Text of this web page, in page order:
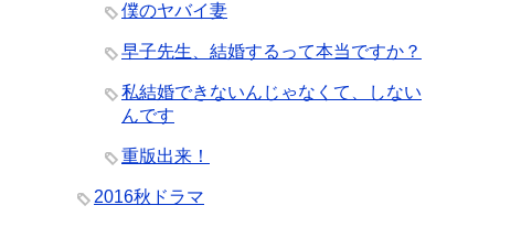
僕のヤバイ妻
早子先生、結婚するって本当ですか？
私結婚できないんじゃなくて、しない
んです
重版出来！
2016秋ドラマ